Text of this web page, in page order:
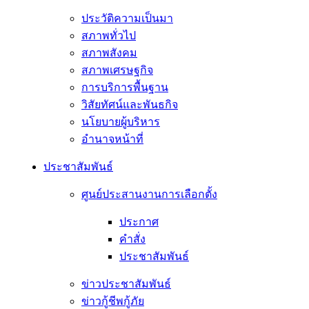
ประวัติความเป็นมา
สภาพทั่วไป
สภาพสังคม
สภาพเศรษฐกิจ
การบริการพื้นฐาน
วิสัยทัศน์และพันธกิจ
นโยบายผู้บริหาร
อํานาจหน้าที่
ประชาสัมพันธ์
ศูนย์ประสานงานการเลือกตั้ง
ประกาศ
คำสั่ง
ประชาสัมพันธ์
ข่าวประชาสัมพันธ์
ข่าวกู้ชีพกู้ภัย